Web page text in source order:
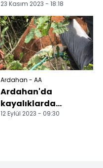
Dayanışma Derneği
Genel Kurulu yapıldı
23 Kasım 2023 - 18:18
Ardahan - AA
Ardahan'da
kayalıklarda
mahsur kalan ineği
12 Eylül 2023 - 09:30